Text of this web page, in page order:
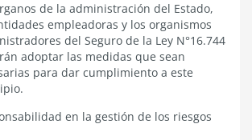
de la administración del Estado,
empleadoras y los organismos
del Seguro de la Ley N°16.744
adoptar las medidas que sean
para dar cumplimiento a este
en la gestión de los riesgos